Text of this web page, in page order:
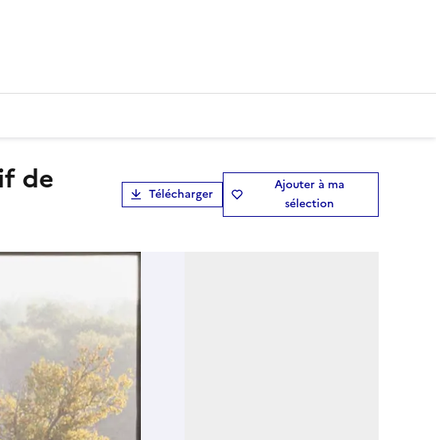
Télécharger
Ajouter à ma
sélection